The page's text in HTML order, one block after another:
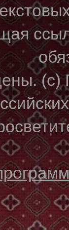
(с)